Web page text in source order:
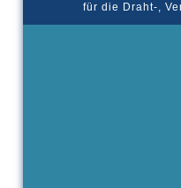
für die Draht-,